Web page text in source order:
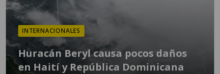
INTERNACIONALES
Huracán Beryl causa pocos daños
en Haití y República Dominicana